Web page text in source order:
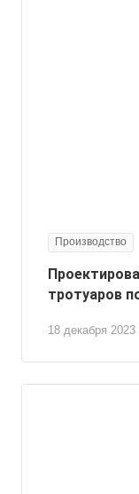
Производство
18 декабря 2023
тротуаров